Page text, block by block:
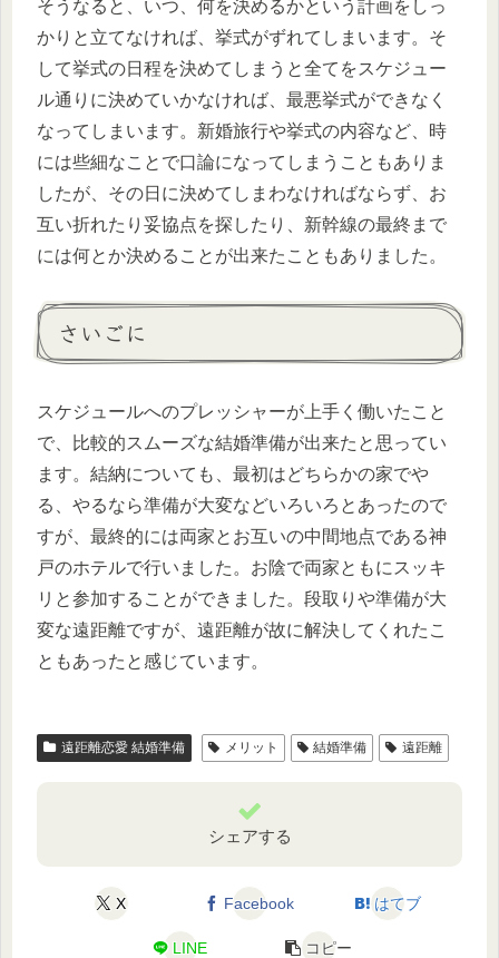
そうなると、いつ、何を決めるかという計画をしっ
かりと立てなければ、挙式がずれてしまいます。そ
して挙式の日程を決めてしまうと全てをスケジュー
ル通りに決めていかなければ、最悪挙式ができなく
なってしまいます。新婚旅行や挙式の内容など、時
には些細なことで口論になってしまうこともありま
したが、その日に決めてしまわなければならず、お
互い折れたり妥協点を探したり、新幹線の最終まで
には何とか決めることが出来たこともありました。
さいごに
スケジュールへのプレッシャーが上手く働いたこと
で、比較的スムーズな結婚準備が出来たと思ってい
ます。結納についても、最初はどちらかの家でや
る、やるなら準備が大変などいろいろとあったので
すが、最終的には両家とお互いの中間地点である神
戸のホテルで行いました。お陰で両家ともにスッキ
リと参加することができました。段取りや準備が大
変な遠距離ですが、遠距離が故に解決してくれたこ
ともあったと感じています。
遠距離恋愛 結婚準備 メリット 結婚準備 遠距離
シェアする
X Facebook はてブ
LINE コピー